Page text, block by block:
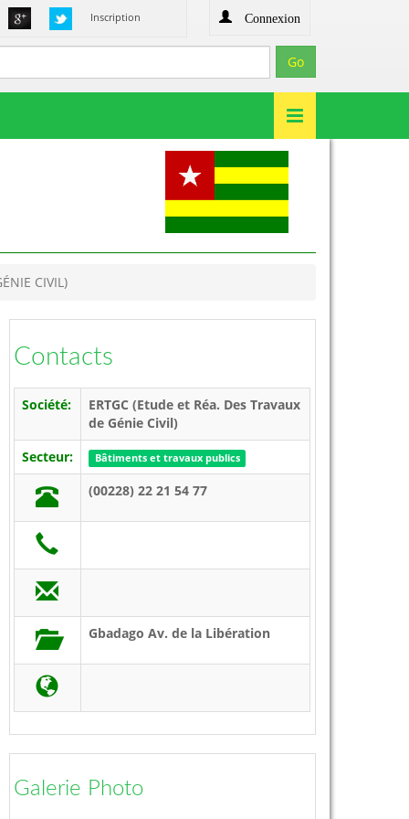
Inscription Connexion
CIVIL)
Contacts
Société:
ERTGC (Etude et Réa. Des Travaux
de Génie Civil)
Secteur:
Bâtiments et travaux publics
(00228) 22 21 54 77
Gbadago Av. de la Libération
Galerie Photo